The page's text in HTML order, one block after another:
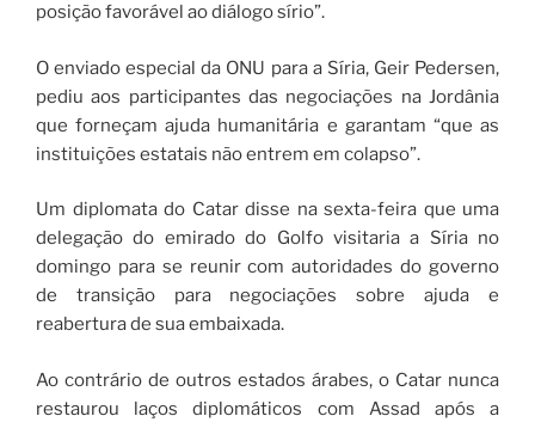
posição favorável ao diálogo sírio”.
O enviado especial da ONU para a Síria, Geir Pedersen,
pediu aos participantes das negociações na Jordânia
que forneçam ajuda humanitária e garantam “que as
instituições estatais não entrem em colapso”.
Um diplomata do Catar disse na sexta-feira que uma
delegação do emirado do Golfo visitaria a Síria no
domingo para se reunir com autoridades do governo
de transição para negociações sobre ajuda e
reabertura de sua embaixada.
Ao contrário de outros estados árabes, o Catar nunca
restaurou laços diplomáticos com Assad após a